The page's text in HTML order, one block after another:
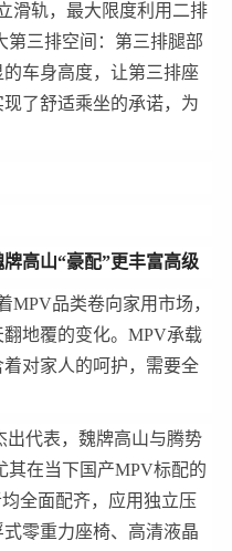
滑轨，最大限度利用二排
第三排空间：第三排腿部
车身高度，让第三排座
了舒适乘坐的承诺，为
高山“豪配”更丰富高级
MPV品类卷向家用市场，
地覆的变化。MPV承载
对家人的呵护，需要全
代表，魏牌高山与腾势
其在当下国产MPV标配的
全面配齐，应用独立压
零重力座椅、高清液晶